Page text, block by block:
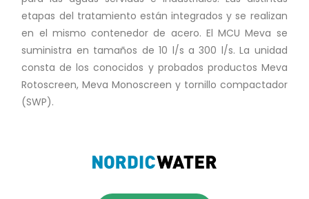
etapas del tratamiento están integrados y se realizan
en el mismo contenedor de acero. El MCU Meva se
suministra en tamaños de 10 l/s a 300 l/s. La unidad
consta de los conocidos y probados productos Meva
Rotoscreen, Meva Monoscreen y tornillo compactador
(SWP).